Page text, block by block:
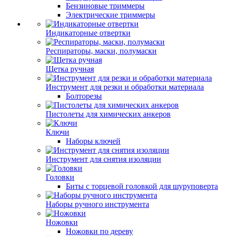
Бензиновые триммеры
Электрические триммеры
Индикаторные отвертки
Респираторы, маски, полумаски
Щетка ручная
Инструмент для резки и обработки материала
Болторезы
Пистолеты для химических анкеров
Ключи
Наборы ключей
Инструмент для снятия изоляции
Головки
Биты с торцевой головкой для шуруповерта
Наборы ручного инструмента
Ножовки
Ножовки по дереву